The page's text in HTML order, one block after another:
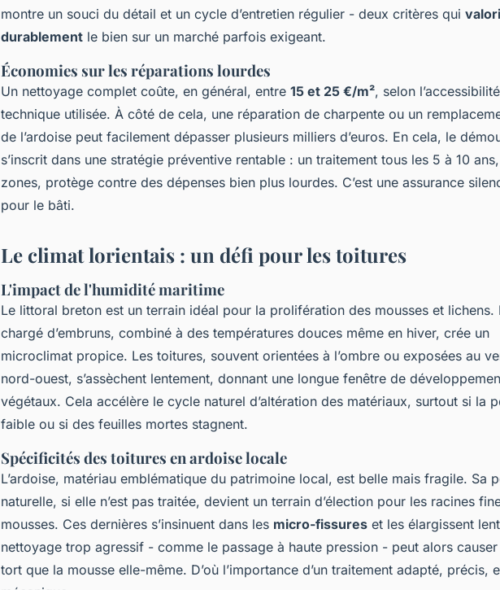
montre un souci du détail et un cycle d’entretien régulier - deux critères qui
durablement le bien sur un marché parfois exigeant.
Économies sur les réparations lourdes
Un nettoyage complet coûte, en général, entre 15 et 25 €/m², selon
technique utilisée. À côté de cela, une réparation de charpente ou un
de l’ardoise peut facilement dépasser plusieurs milliers d’euros. En cela, le
s’inscrit dans une stratégie préventive rentable : un traitement tous les 5 à 10
zones, protège contre des dépenses bien plus lourdes. C’est une assurance
pour le bâti.
Le climat lorientais : un défi pour les toitures
L'impact de l'humidité maritime
Le littoral breton est un terrain idéal pour la prolifération des mousses et lichens.
chargé d’embruns, combiné à des températures douces même en hiver, crée un
microclimat propice. Les toitures, souvent orientées à l’ombre ou exposées au
nord-ouest, s’assèchent lentement, donnant une longue fenêtre de
végétaux. Cela accélère le cycle naturel d’altération des matériaux, surtout si la
faible ou si des feuilles mortes stagnent.
Spécificités des toitures en ardoise locale
L’ardoise, matériau emblématique du patrimoine local, est belle mais fragile. Sa
naturelle, si elle n’est pas traitée, devient un terrain d’élection pour les racines
mousses. Ces dernières s’insinuent dans les micro-fissures et les élargissent
nettoyage trop agressif - comme le passage à haute pression - peut alors
tort que la mousse elle-même. D’où l’importance d’un traitement adapté, précis,